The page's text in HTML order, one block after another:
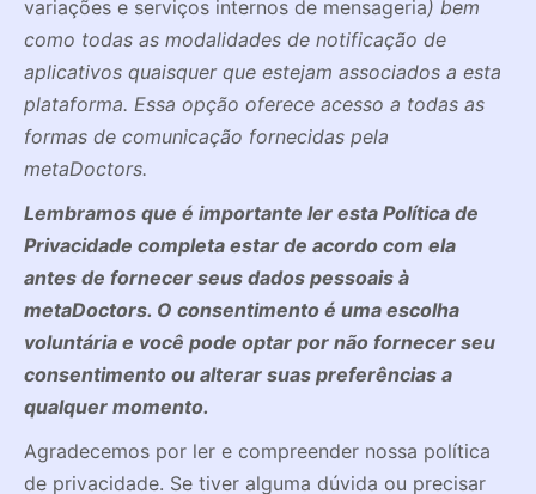
variações e serviços internos de mensageria) bem
como todas as modalidades de notificação de
aplicativos quaisquer que estejam associados a esta
plataforma. Essa opção oferece acesso a todas as
formas de comunicação fornecidas pela
metaDoctors.
Lembramos que é importante ler esta Política de
Privacidade completa estar de acordo com ela
antes de fornecer seus dados pessoais à
metaDoctors. O consentimento é uma escolha
voluntária e você pode optar por não fornecer seu
consentimento ou alterar suas preferências a
qualquer momento.
Agradecemos por ler e compreender nossa política
de privacidade. Se tiver alguma dúvida ou precisar